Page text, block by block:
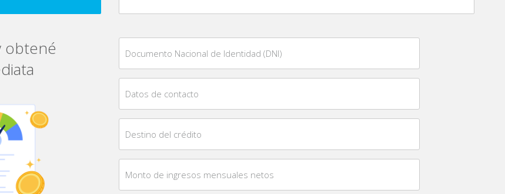
obtené
Documento Nacional de Identidad (DNI)
Datos de contacto
Destino del crédito
Monto de ingresos mensuales netos